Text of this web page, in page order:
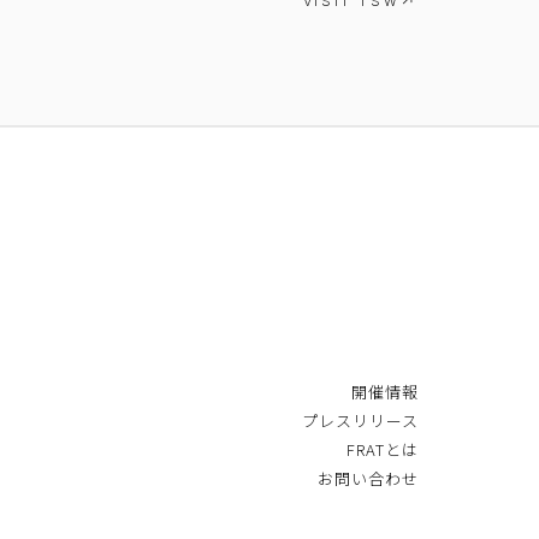
開催情報
プレスリリース
FRATとは
お問い合わせ